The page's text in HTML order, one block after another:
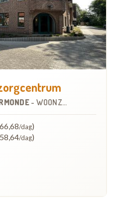
- WOONZORGCENTRUM (WZC)
/dag)
/dag)